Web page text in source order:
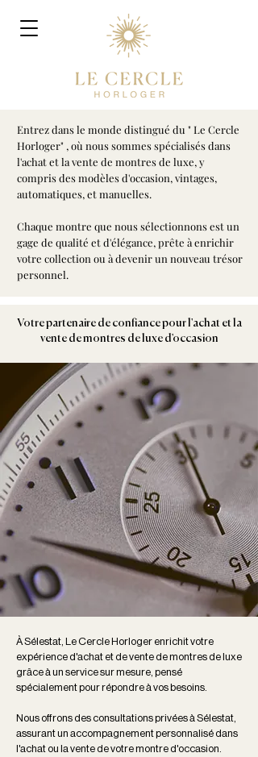
Entrez dans le monde distingué du " Le Cercle
Horloger" , où nous sommes spécialisés dans
l'achat et la vente de montres de luxe, y
compris des modèles d'occasion, vintages,
automatiques, et manuelles.
Chaque montre que nous sélectionnons est un
gage de qualité et d'élégance, prête à enrichir
votre collection ou à devenir un nouveau trésor
personnel.
Votre partenaire de confiance pour l'achat et la
vente de montres de luxe d'occasion
À Sélestat, Le Cercle Horloger enrichit votre
expérience d'achat et de vente de montres de luxe
grâce à un service sur mesure, pensé
spécialement pour répondre à vos besoins.
Nous offrons des consultations privées à Sélestat,
assurant un accompagnement personnalisé dans
l'achat ou la vente de votre montre d'occasion.